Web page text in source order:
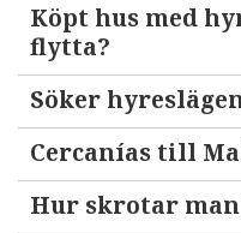
Köpt hus med
flytta?
Söker
Cercanías till
Hur skrotar